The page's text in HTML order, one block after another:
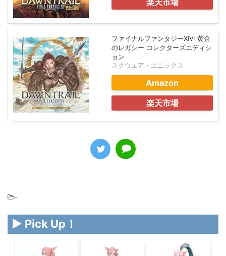
ファイナルファンタジーXIV: 黄金
のレガシー コレクターズエディシ
ョン
スクウェア・エニックス
Amazon
楽天市場
-
▶ Pick Up！